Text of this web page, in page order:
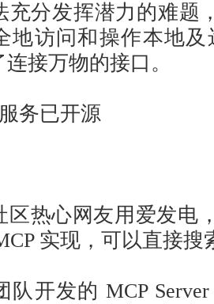
充分发挥潜力的难题
地访问和操作本地
接万物的接口。
务已开源
区热心网友用爱发电
实现，可以直接搜
队开发的 MCP